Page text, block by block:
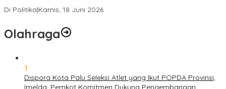
Di Politika|Kamis, 18 Juni 2026
Olahraga
1
Dispora Kota Palu Seleksi Atlet yang Ikut POPDA Provinsi,
Imelda: Pemkot Komitmen Dukung Pengembangan